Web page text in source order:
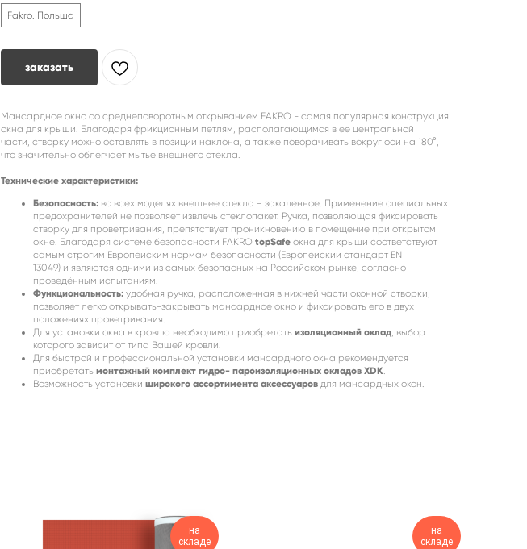
Fakro. Польша
заказать
Мансардное окно со среднеповоротным открыванием FAKRO - самая популярная конструкция
окна для крыши. Благодаря фрикционным петлям, располагающимся в ее центральной
части, створку можно оставлять в позиции наклона, а также поворачивать вокруг оси на 180°,
что значительно облегчает мытье внешнего стекла.
Технические характеристики:
Безопасность: во всех моделях внешнее стекло – закаленное. Применение специальных
предохранителей не позволяет извлечь стеклопакет. Ручка, позволяющая фиксировать
створку для проветривания, препятствует проникновению в помещение при открытом
окне. Благодаря системе безопасности FAKRO topSafe окна для крыши соответствуют
самым строгим Европейским нормам безопасности (Европейский стандарт EN
13049) и являются одними из самых безопасных на Российском рынке, согласно
проведённым испытаниям.
Функциональность: удобная ручка, расположенная в нижней части оконной створки,
позволяет легко открывать-закрывать мансардное окно и фиксировать его в двух
положениях проветривания.
Для установки окна в кровлю необходимо приобретать изоляционный оклад, выбор
которого зависит от типа Вашей кровли.
Для быстрой и профессиональной установки мансардного окна рекомендуется
приобретать монтажный комплект гидро- пароизоляционных окладов XDK.
Возможность установки широкого ассортимента аксессуаров для мансардных окон.
на
складе
на
складе